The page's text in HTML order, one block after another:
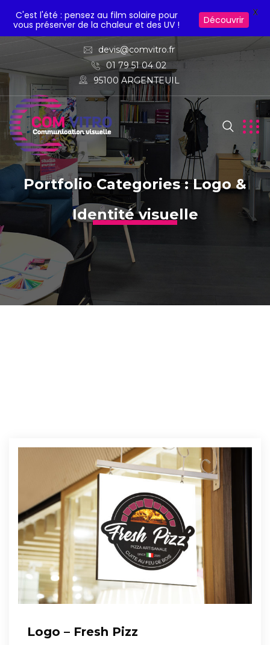
devis@comvitro.fr
01 79 51 04 02
95100 ARGENTEUIL
Portfolio Categories :Logo &
Identité visuelle
Logo – Fresh Pizz
C'est l'été : pensez au film solaire pour
vous préserver de la chaleur et des UV !
Découvrir
X